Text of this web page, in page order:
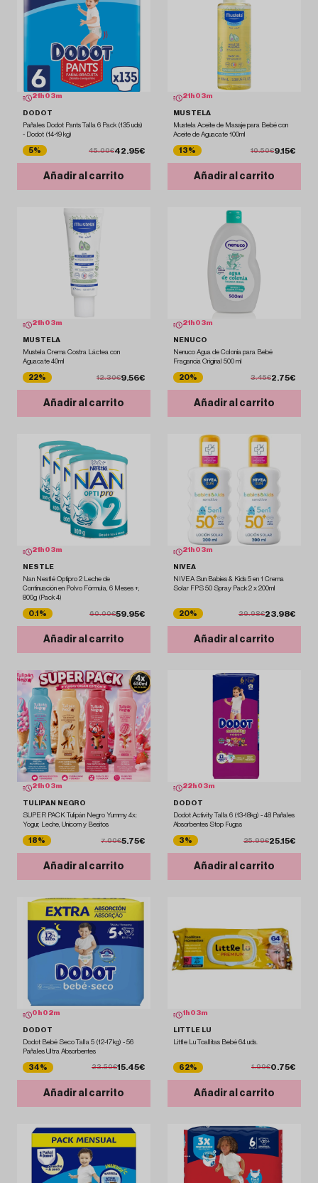
21 h 03m
DODOT
Pañales Dodot Pants Talla 6 Pack (135 uds)
- Dodot (14-19 kg)
5% 45.00€42.95€
Añadir al carrito
21 h 03m
MUSTELA
Mustela Aceite de Masaje para Bebé con
Aceite de Aguacate 100ml
13% 10.50€9.15€
Añadir al carrito
21 h 03m
MUSTELA
Mustela Crema Costra Láctea con
Aguacate 40ml
22% 12.30€9.56€
Añadir al carrito
21 h 03m
NENUCO
Nenuco Agua de Colonia para Bebé
Fragancia Original 500 ml
20% 3.45€2.75€
Añadir al carrito
21 h 03m
NESTLE
Nan Nestlé Optipro 2 Leche de
Continuación en Polvo Fórmula, 6 Meses +,
800g (Pack 4)
0.1% 60.00€59.95€
Añadir al carrito
21 h 03m
NIVEA
NIVEA Sun Babies & Kids 5 en 1 Crema
Solar FPS 50 Spray Pack 2 x 200ml
20% 29.98€23.98€
Añadir al carrito
21 h 03m
TULIPAN NEGRO
SUPER PACK Tulipán Negro Yummy 4x:
Yogur, Leche, Unicorn y Besitos
18% 7.00€5.75€
Añadir al carrito
22 h 03m
DODOT
Dodot Activity Talla 6 (13-18kg) - 48 Pañales
Absorbentes Stop Fugas
3% 25.99€25.15€
Añadir al carrito
0 h 02m
DODOT
Dodot Bebé Seco Talla 5 (12-17kg) - 56
Pañales Ultra Absorbentes
34% 23.50€15.45€
Añadir al carrito
1 h 03m
LITTLE LU
Little Lu Toallitas Bebé 64 uds.
62% 1.99€0.75€
Añadir al carrito